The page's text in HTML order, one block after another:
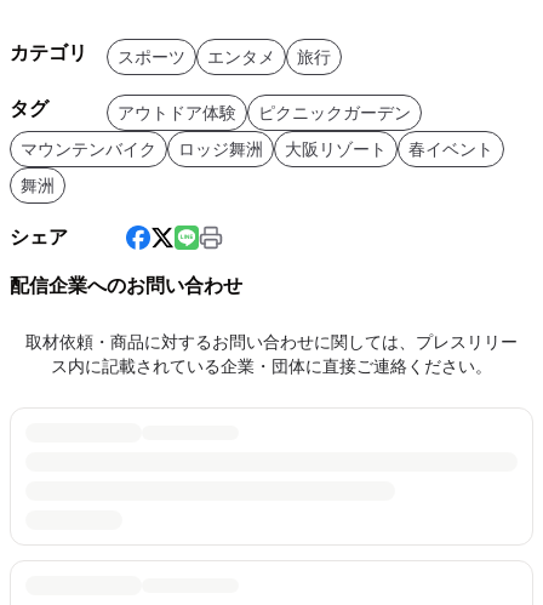
カテゴリ スポーツ エンタメ 旅行
タグ アウトドア体験
ピクニックガーデン
マウンテンバイク
ロッジ舞洲 大阪リゾート
春イベント
舞洲
シェア
配信企業へのお問い合わせ
取材依頼・商品に対するお問い合わせに関しては、プレスリリー
ス内に記載されている企業・団体に直接ご連絡ください。